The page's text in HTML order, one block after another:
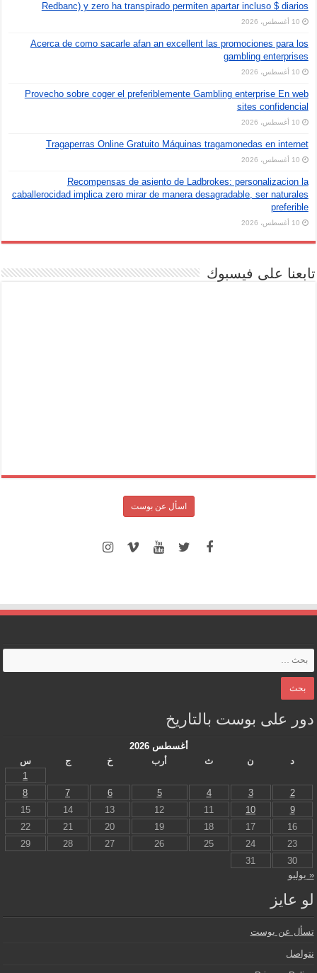
Redbanc) y zero ha transpirado permiten apartar incluso $ diarios
10 أغسطس، 2026
Acerca de como sacarle afan an excellent las promociones para los
gambling enterprises
10 أغسطس، 2026
Provecho sobre coger el preferiblemente Gambling enterprise En web
sites confidencial
10 أغسطس، 2026
Tragaperras Online Gratuito Máquinas tragamonedas en internet
10 أغسطس، 2026
Recompensas de asiento de Ladbrokes: personalizacion la
caballerocidad implica zero mirar de manera desagradable, ser naturales
preferible
10 أغسطس، 2026
تابعنا على فيسبوك
اسأل عن بوست
دور على بوست بالتاريخ
أغسطس 2026
د
ن ث أرب خ ج
س
1
2
3
4
5
6
7
8
9
10
11
12
13
14
15
16
17
18
19
20
21
22
23
24
25
26
27
28
29
30
31
« يوليو
لو عايز
تسأل عن بوست
نتواصل